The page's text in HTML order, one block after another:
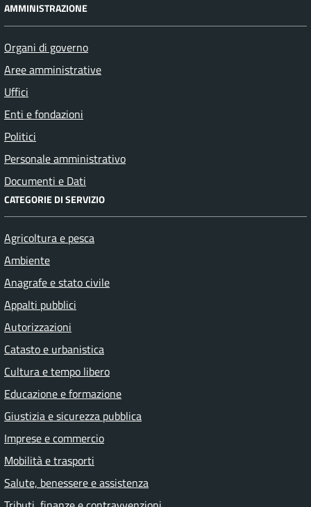
AMMINISTRAZIONE
Organi di governo
Aree amministrative
Uffici
Enti e fondazioni
Politici
Personale amministrativo
Documenti e Dati
CATEGORIE DI SERVIZIO
Agricoltura e pesca
Ambiente
Anagrafe e stato civile
Appalti pubblici
Autorizzazioni
Catasto e urbanistica
Cultura e tempo libero
Educazione e formazione
Giustizia e sicurezza pubblica
Imprese e commercio
Mobilità e trasporti
Salute, benessere e assistenza